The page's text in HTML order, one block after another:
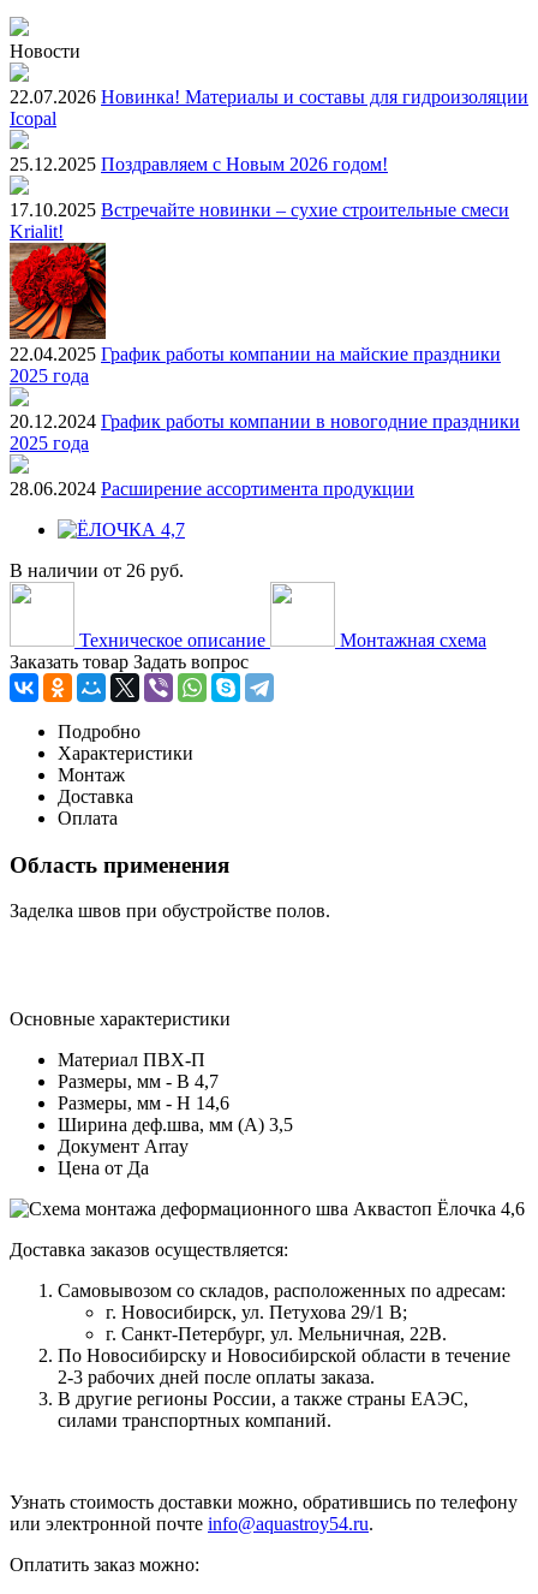
Новости
22.07.2026 Новинка! Материалы и составы для гидроизоляции
Icopal
25.12.2025 Поздравляем с Новым 2026 годом!
17.10.2025 Встречайте новинки – сухие строительные смеси
Krialit!
22.04.2025 График работы компании на майские праздники
2025 года
20.12.2024 График работы компании в новогодние праздники
2025 года
28.06.2024 Расширение ассортимента продукции
В наличии от 26 руб.
Техническое описание
Монтажная схема
Заказать товар Задать вопрос
Подробно
Характеристики
Монтаж
Доставка
Оплата
Область применения
Заделка швов при обустройстве полов.
Основные характеристики
Материал ПВХ-П
Размеры, мм - В 4,7
Размеры, мм - Н 14,6
Ширина деф.шва, мм (А) 3,5
Документ Array
Цена от Да
Доставка заказов осуществляется:
Самовывозом со складов, расположенных по адресам:
г. Новосибирск, ул. Петухова 29/1 В;
г. Санкт-Петербург, ул. Мельничная, 22В.
По Новосибирску и Новосибирской области в течение
2-3 рабочих дней после оплаты заказа.
В другие регионы России, а также страны ЕАЭС,
силами транспортных компаний.
Узнать стоимость доставки можно, обратившись по телефону
или электронной почте info@aquastroy54.ru.
Оплатить заказ можно: